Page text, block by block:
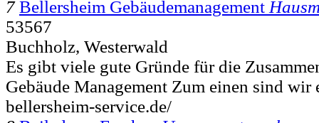
7 Bellersheim Gebäudemanagement
53567
Buchholz, Westerwald
Es gibt viele gute Gründe für die
Gebäude Management Zum einen sind wir
bellersheim-service.de/